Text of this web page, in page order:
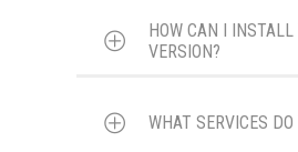
Lorem ipsum dolor sit amet,
adipiscing elit. Morbi sagittis,
id molestie ipsum volutpat quis.
HOW CAN I
VERSION?
Lorem ipsum dolor sit amet,
WHAT SERVICES